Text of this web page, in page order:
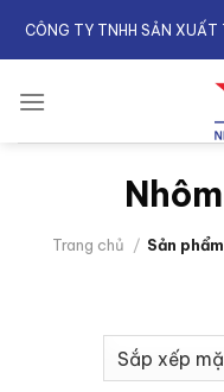
CÔNG TY TNHH SẢN XUẤT
Trang chủ / Sản